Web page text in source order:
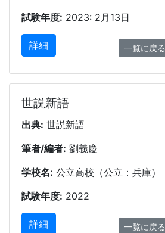
試験年度: 2023: 2月13日
詳細 一覧に戻る
世説新語
出典: 世説新語
筆者/編者: 劉義慶
学校名: 公立高校（公立：兵庫）
試験年度: 2022
詳細 一覧に戻る